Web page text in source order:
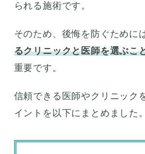
られる施術です。
そのため、後悔を防ぐために
るクリニックと医師を選ぶこ
重要です。
信頼できる医師やクリニック
イントを以下にまとめました。